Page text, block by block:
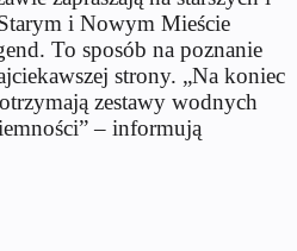
i Nowym Mieście
To sposób na poznanie
strony. „Na koniec
zestawy wodnych
– informują